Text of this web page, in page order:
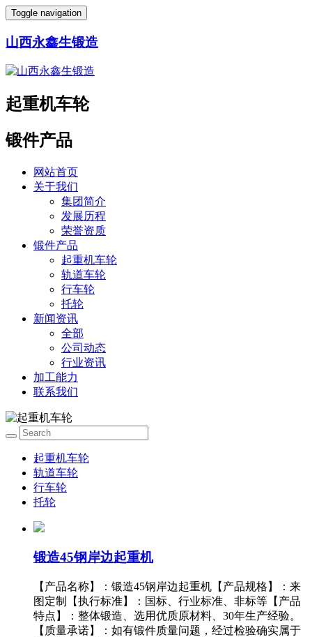
Toggle navigation
山西永鑫生锻造
起重机车轮
锻件产品
网站首页
关于我们
集团简介
发展历程
荣誉资质
锻件产品
起重机车轮
轨道车轮
行车轮
托轮
新闻资讯
全部
公司动态
行业资讯
加工能力
联系我们
起重机车轮
轨道车轮
行车轮
托轮
锻造45钢岸边起重机
【产品名称】：锻造45钢岸边起重机【产品规格】：来
图定制【执行标准】：国标、行业标准、非标等【产品
特点】：整体锻造、选用优质原材料、30年生产经验。
【质量承诺】：如有锻件质量问题，经过检验确实属于